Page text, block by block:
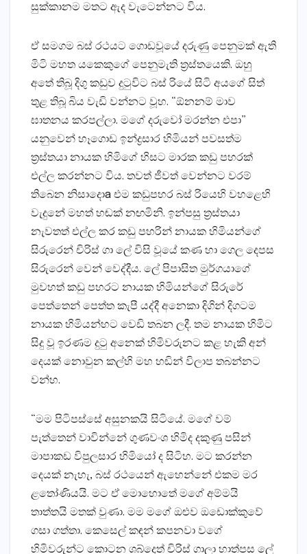
සුක්‌කානම මතට ඇද වැටෙන්නට විය.
ඒ සමගම බස්‌ රථයට ගොඩවූයේ දරුණු පෙනුමක්‌ ඇති
මිටි මහත යකෙකුගේ පෙනුමැති ත්‍රස්‌තයෙකි. ඔහු
අතේ තිබූ දිගු කඩුව දුටුවිට බස්‌ රියේ සිටි අයගේ සිත්
තුළ තිබූ බිය වැඩි වන්නට වූහ. “ඕනනම් මාව
ඝාතනය කරපල්ලා. මගේ දරුවෝ මරන්න එපා”
යනුවෙන් හෑගොඩ ඉන්ද්‍රසාර හිමියන් පවසත්ම
ත්‍රස්‌තයා නායක හිමිගේ හිසට මාරක කඩු පහරක්‌
එල්ල කරන්නට විය. තවත් ජීවත් වෙන්නට වරම්
තිබෙන නිසාදොa එම කඩුපහර බස්‌ රියෙහි වහළෙහි
වැදුනේ මහත් හඬක්‌ නඟමිනි. ඉන්පසු ත්‍රස්‌තයා
නැවතත් එල්ල කර කඩු පහරින් නායක හිමියන්ගේ
සිරුරෙන් චිරිස්‌ ගා ලේ විසි වූයේ කණ හා ගෙල දෙපස
සිරුරෙන් වෙන් වෙද්දීය. ලේ පිපාසිත මුර්ගයාගේ
මුවහත් කඩු පහරට නායක හිමියන්ගේ සිරුරේ
පෙත්තෙන් පෙත්ත කැපී යද්දී අනෙකා දිගින් දිගටම
නායක හිමියන්හට වෙඩි තබන ලදී. තම නායක හිමිට
සිදු වූ ඉරණම දුටු අනෙක්‌ හිමිවරුනට කළ හැකි අන්
දෙයක්‌ නොවුන කල්හි මහ හඬින් විලාප තබන්නට
වන්හ.
“මම පිටිපස්‌සේ අසුනකයි සිටියේ. මගේ වම්
පැත්තෙන් වාවින්නේ ගුණවංශ හිමිද දකුණු පසින්
මාපාකඩ විපුලසාර හිමියෝ ද සිටිහ. මට කරන්න
දෙයක්‌ නැහැ, බස්‌ රථයෙන් ඇහෙන්නේ එකම මර
ළතෝණියයි. මට ඒ මොහොතේ මගේ අම්මයි
තාත්තයි මතක්‌ වුණා. මම මගේ ඔළුව ඔඩොක්‌කුවේ
ගසා ගත්තා. කෙසෙල් කඳන් කපනවා වගේ
හිමිවරුන්ට කොටන ශබ්දෙත් චිරිස්‌ ගාලා හාත්පස ලේ